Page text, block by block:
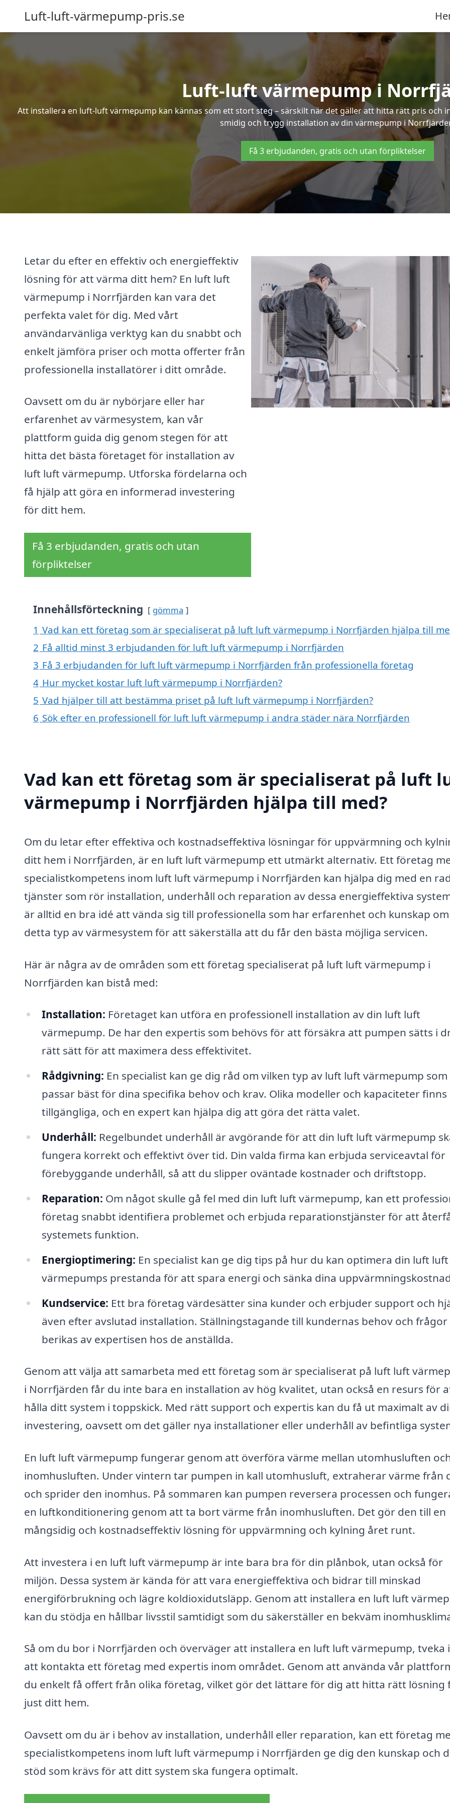
Luft-luft-värmepump-pris.se
Luft-luft värmepump i
Att installera en luft-luft värmepump kan kännas som ett stort steg – särskilt när det gäller att hitta rätt pris och
smidig och trygg installation av din värmepump i
Få 3 erbjudanden, gratis och utan förpliktelser
Letar du efter en effektiv och energieffektiv
lösning för att värma ditt hem? En luft luft
värmepump i Norrfjärden kan vara det
perfekta valet för dig. Med vårt
användarvänliga verktyg kan du snabbt och
enkelt jämföra priser och motta offerter från
professionella installatörer i ditt område.
Oavsett om du är nybörjare eller har
erfarenhet av värmesystem, kan vår
plattform guida dig genom stegen för att
hitta det bästa företaget för installation av
luft luft värmepump. Utforska fördelarna och
få hjälp att göra en informerad investering
för ditt hem.
Få 3 erbjudanden, gratis och utan
förpliktelser
Innehållsförteckning gömma
1 Vad kan ett företag som är specialiserat på luft luft värmepump i Norrfjärden hjälpa till
2 Få alltid minst 3 erbjudanden för luft luft värmepump i Norrfjärden
3 Få 3 erbjudanden för luft luft värmepump i Norrfjärden från professionella företag
4 Hur mycket kostar luft luft värmepump i Norrfjärden?
5 Vad hjälper till att bestämma priset på luft luft värmepump i Norrfjärden?
6 Sök efter en professionell för luft luft värmepump i andra städer nära Norrfjärden
Vad kan ett företag som är specialiserat på luft
värmepump i Norrfjärden hjälpa till med?
Om du letar efter effektiva och kostnadseffektiva lösningar för uppvärmning och
ditt hem i Norrfjärden, är en luft luft värmepump ett utmärkt alternativ. Ett företag
specialistkompetens inom luft luft värmepump i Norrfjärden kan hjälpa dig med en
tjänster som rör installation, underhåll och reparation av dessa energieffektiva
är alltid en bra idé att vända sig till professionella som har erfarenhet och kunskap
detta typ av värmesystem för att säkerställa att du får den bästa möjliga servicen.
Här är några av de områden som ett företag specialiserat på luft luft värmepump i
Norrfjärden kan bistå med:
Installation: Företaget kan utföra en professionell installation av din luft luft
värmepump. De har den expertis som behövs för att försäkra att pumpen sätts i
rätt sätt för att maximera dess effektivitet.
Rådgivning: En specialist kan ge dig råd om vilken typ av luft luft värmepump som
passar bäst för dina specifika behov och krav. Olika modeller och kapaciteter finns
tillgängliga, och en expert kan hjälpa dig att göra det rätta valet.
Underhåll: Regelbundet underhåll är avgörande för att din luft luft värmepump
fungera korrekt och effektivt över tid. Din valda firma kan erbjuda serviceavtal för
förebyggande underhåll, så att du slipper oväntade kostnader och driftstopp.
Reparation: Om något skulle gå fel med din luft luft värmepump, kan ett
företag snabbt identifiera problemet och erbjuda reparationstjänster för att
systemets funktion.
Energioptimering: En specialist kan ge dig tips på hur du kan optimera din luft luft
värmepumps prestanda för att spara energi och sänka dina
Kundservice: Ett bra företag värdesätter sina kunder och erbjuder support och
även efter avslutad installation. Ställningstagande till kundernas behov och frågor
berikas av expertisen hos de anställda.
Genom att välja att samarbeta med ett företag som är specialiserat på luft luft
i Norrfjärden får du inte bara en installation av hög kvalitet, utan också en resurs för
hålla ditt system i toppskick. Med rätt support och expertis kan du få ut maximalt av
investering, oavsett om det gäller nya installationer eller underhåll av befintliga
En luft luft värmepump fungerar genom att överföra värme mellan utomhusluften
inomhusluften. Under vintern tar pumpen in kall utomhusluft, extraherar värme från
och sprider den inomhus. På sommaren kan pumpen reversera processen och
en luftkonditionering genom att ta bort värme från inomhusluften. Det gör den till en
mångsidig och kostnadseffektiv lösning för uppvärmning och kylning året runt.
Att investera i en luft luft värmepump är inte bara bra för din plånbok, utan också för
miljön. Dessa system är kända för att vara energieffektiva och bidrar till minskad
energiförbrukning och lägre koldioxidutsläpp. Genom att installera en luft luft
kan du stödja en hållbar livsstil samtidigt som du säkerställer en bekväm
Så om du bor i Norrfjärden och överväger att installera en luft luft värmepump, tveka
att kontakta ett företag med expertis inom området. Genom att använda vår
du enkelt få offert från olika företag, vilket gör det lättare för dig att hitta rätt lösning
just ditt hem.
Oavsett om du är i behov av installation, underhåll eller reparation, kan ett företag
specialistkompetens inom luft luft värmepump i Norrfjärden ge dig den kunskap och
stöd som krävs för att ditt system ska fungera optimalt.